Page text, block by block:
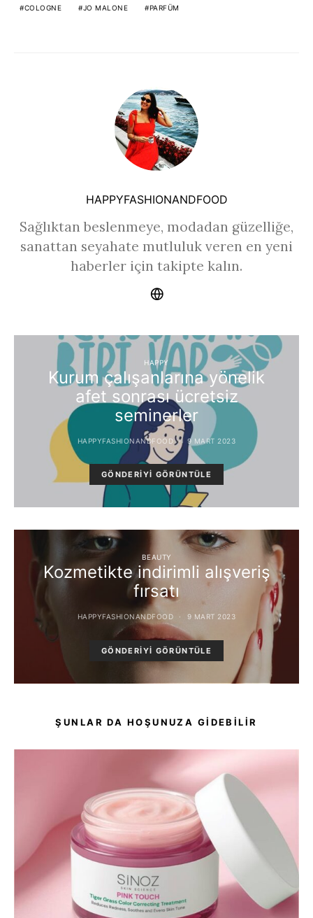
COLOGNE JO MALONE PARFÜM
HAPPYFASHIONANDFOOD
Sağlıktan beslenmeye, modadan güzelliğe,
sanattan seyahate mutluluk veren en yeni
haberler için takipte kalın.
HAPPY
Kurum çalışanlarına yönelik
afet sonrası ücretsiz
seminerler
HAPPYFASHIONANDFOOD 9 MART 2023
GÖNDERIYI GÖRÜNTÜLE
BEAUTY
Kozmetikte indirimli alışveriş
fırsatı
HAPPYFASHIONANDFOOD 9 MART 2023
GÖNDERIYI GÖRÜNTÜLE
ŞUNLAR DA HOŞUNUZA GIDEBILIR